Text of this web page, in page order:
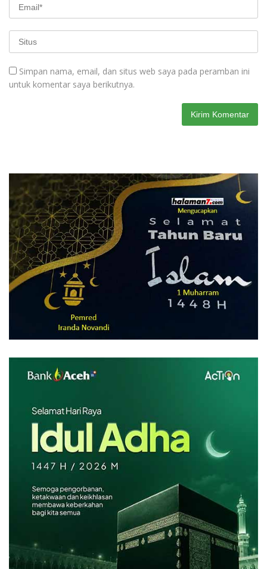
Simpan nama, email, dan situs web saya pada peramban ini
untuk komentar saya berikutnya.